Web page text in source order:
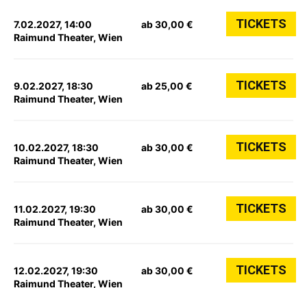
7.02.2027, 14:00
Raimund Theater, Wien
ab 30,00 € TICKETS
9.02.2027, 18:30
Raimund Theater, Wien
ab 25,00 € TICKETS
10.02.2027, 18:30
Raimund Theater, Wien
ab 30,00 € TICKETS
11.02.2027, 19:30
Raimund Theater, Wien
ab 30,00 € TICKETS
12.02.2027, 19:30
Raimund Theater, Wien
ab 30,00 € TICKETS